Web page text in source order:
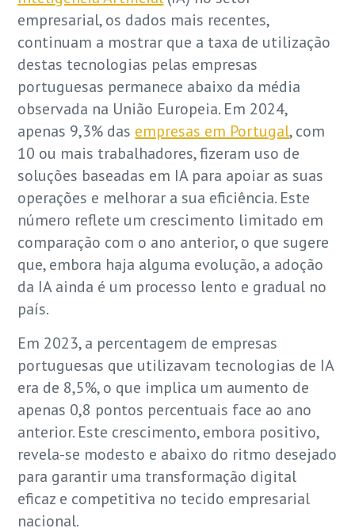
empresarial, os dados mais recentes,
continuam a mostrar que a taxa de utilização
destas tecnologias pelas empresas
portuguesas permanece abaixo da média
observada na União Europeia. Em 2024,
apenas 9,3% das empresas em Portugal, com
10 ou mais trabalhadores, fizeram uso de
soluções baseadas em IA para apoiar as suas
operações e melhorar a sua eficiência. Este
número reflete um crescimento limitado em
comparação com o ano anterior, o que sugere
que, embora haja alguma evolução, a adoção
da IA ainda é um processo lento e gradual no
país.
Em 2023, a percentagem de empresas
portuguesas que utilizavam tecnologias de IA
era de 8,5%, o que implica um aumento de
apenas 0,8 pontos percentuais face ao ano
anterior. Este crescimento, embora positivo,
revela-se modesto e abaixo do ritmo desejado
para garantir uma transformação digital
eficaz e competitiva no tecido empresarial
nacional.